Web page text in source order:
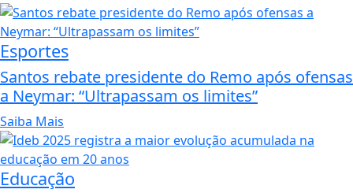
Esportes
Santos rebate presidente do Remo após ofensas
a Neymar: “Ultrapassam os limites”
Saiba Mais
Educação